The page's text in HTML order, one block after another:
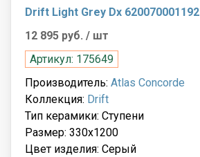
Drift Light Grey Dx 620070001192
12 895 руб. / шт
Артикул: 175649
Производитель: Atlas Concorde
Коллекция: Drift
Тип керамики: Ступени
Размер: 330x1200
Цвет изделия: Серый